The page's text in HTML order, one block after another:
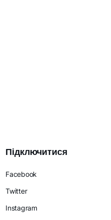
Підключитися
Facebook
Twitter
Instagram